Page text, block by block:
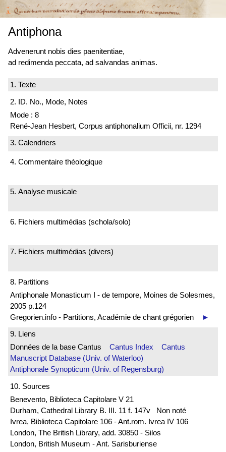
Antiphona
Advenerunt nobis dies paenitentiae,
ad redimenda peccata, ad salvandas animas.
1. Texte
2. ID. No., Mode, Notes
Mode : 8
René-Jean Hesbert, Corpus antiphonalium Officii, nr. 1294
3. Calendriers
4. Commentaire théologique
5. Analyse musicale
6. Fichiers multimédias (schola/solo)
7. Fichiers multimédias (divers)
8. Partitions
Antiphonale Monasticum I - de tempore, Moines de Solesmes,
2005 p.124
Gregorien.info - Partitions, Académie de chant grégorien
►
9. Liens
Données de la base Cantus Cantus Index
Cantus
Manuscript Database (Univ. of Waterloo)
Antiphonale Synopticum (Univ. of Regensburg)
10. Sources
Benevento, Biblioteca Capitolare V 21
Durham, Cathedral Library B. III. 11 f. 147v Non noté
Ivrea, Biblioteca Capitolare 106 - Ant.rom. Ivrea IV 106
London, The British Library, add. 30850 - Silos
London, British Museum - Ant. Sarisburiense